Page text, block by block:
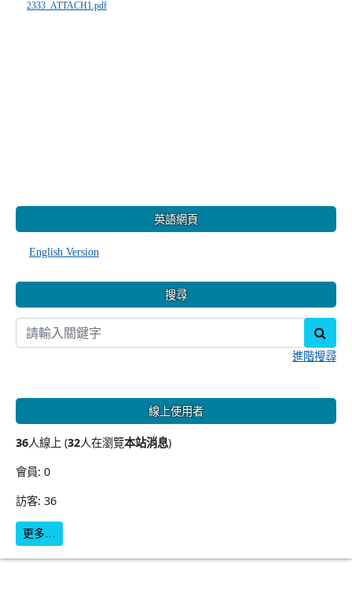
2333_ATTACH1.pdf
英語網頁
English Version
搜尋
進階搜尋
線上使用者
36人線上 (32人在瀏覽本站消息)
會員: 0
訪客: 36
更多…